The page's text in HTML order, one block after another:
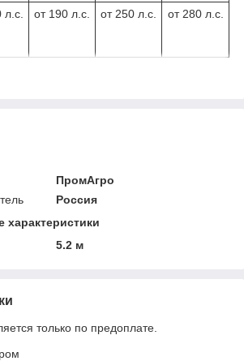
л.с. от 190 л.с. от 250 л.с. от 280 л.с.
ПромАгро
Россия
характеристики
5.2 м
только по предоплате.